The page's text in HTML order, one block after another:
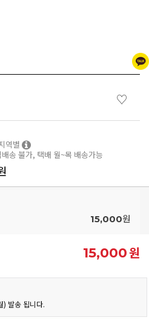
♡
역별
송 불가, 택배 월~목 배송가능
15,000원
15,000원
발송 됩니다.